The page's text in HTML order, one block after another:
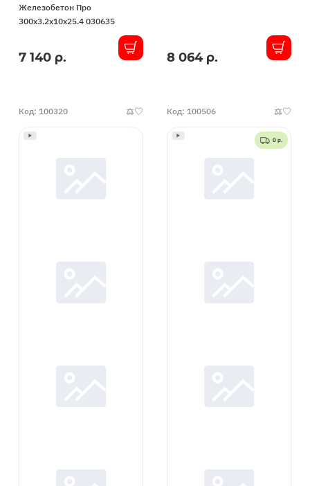
Железобетон Про
300x3.2x10x25.4 030635
В
7 140 р.
В
8 064 р.
Код: 100320 Код: 100506
0 р.